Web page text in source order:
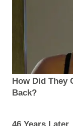
How Did They
Back?